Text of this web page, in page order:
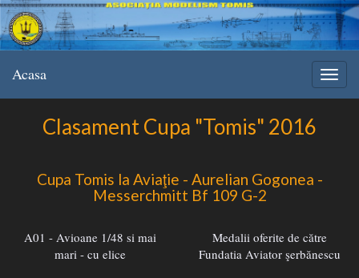
Acasa
Clasament Cupa "Tomis" 2016
Cupa Tomis la Aviaţie - Aurelian Gogonea -
Messerchmitt Bf 109 G-2
A01 - Avioane 1/48 si mai
mari - cu elice
Medalii oferite de către
Fundatia Aviator şerbănescu